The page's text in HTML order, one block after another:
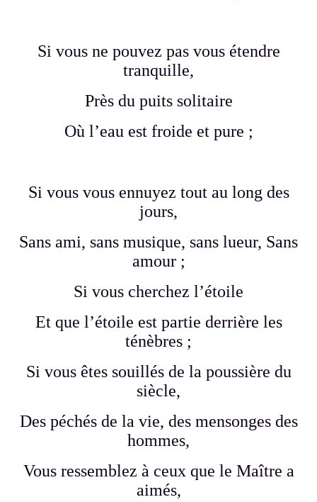
Si vous ne pouvez pas vous étendre
tranquille,
Près du puits solitaire
Où l’eau est froide et pure ;
Si vous vous ennuyez tout au long des
jours,
Sans ami, sans musique, sans lueur, Sans
amour ;
Si vous cherchez l’étoile
Et que l’étoile est partie derrière les
ténèbres ;
Si vous êtes souillés de la poussière du
siècle,
Des péchés de la vie, des mensonges des
hommes,
Vous ressemblez à ceux que le Maître a
aimés,